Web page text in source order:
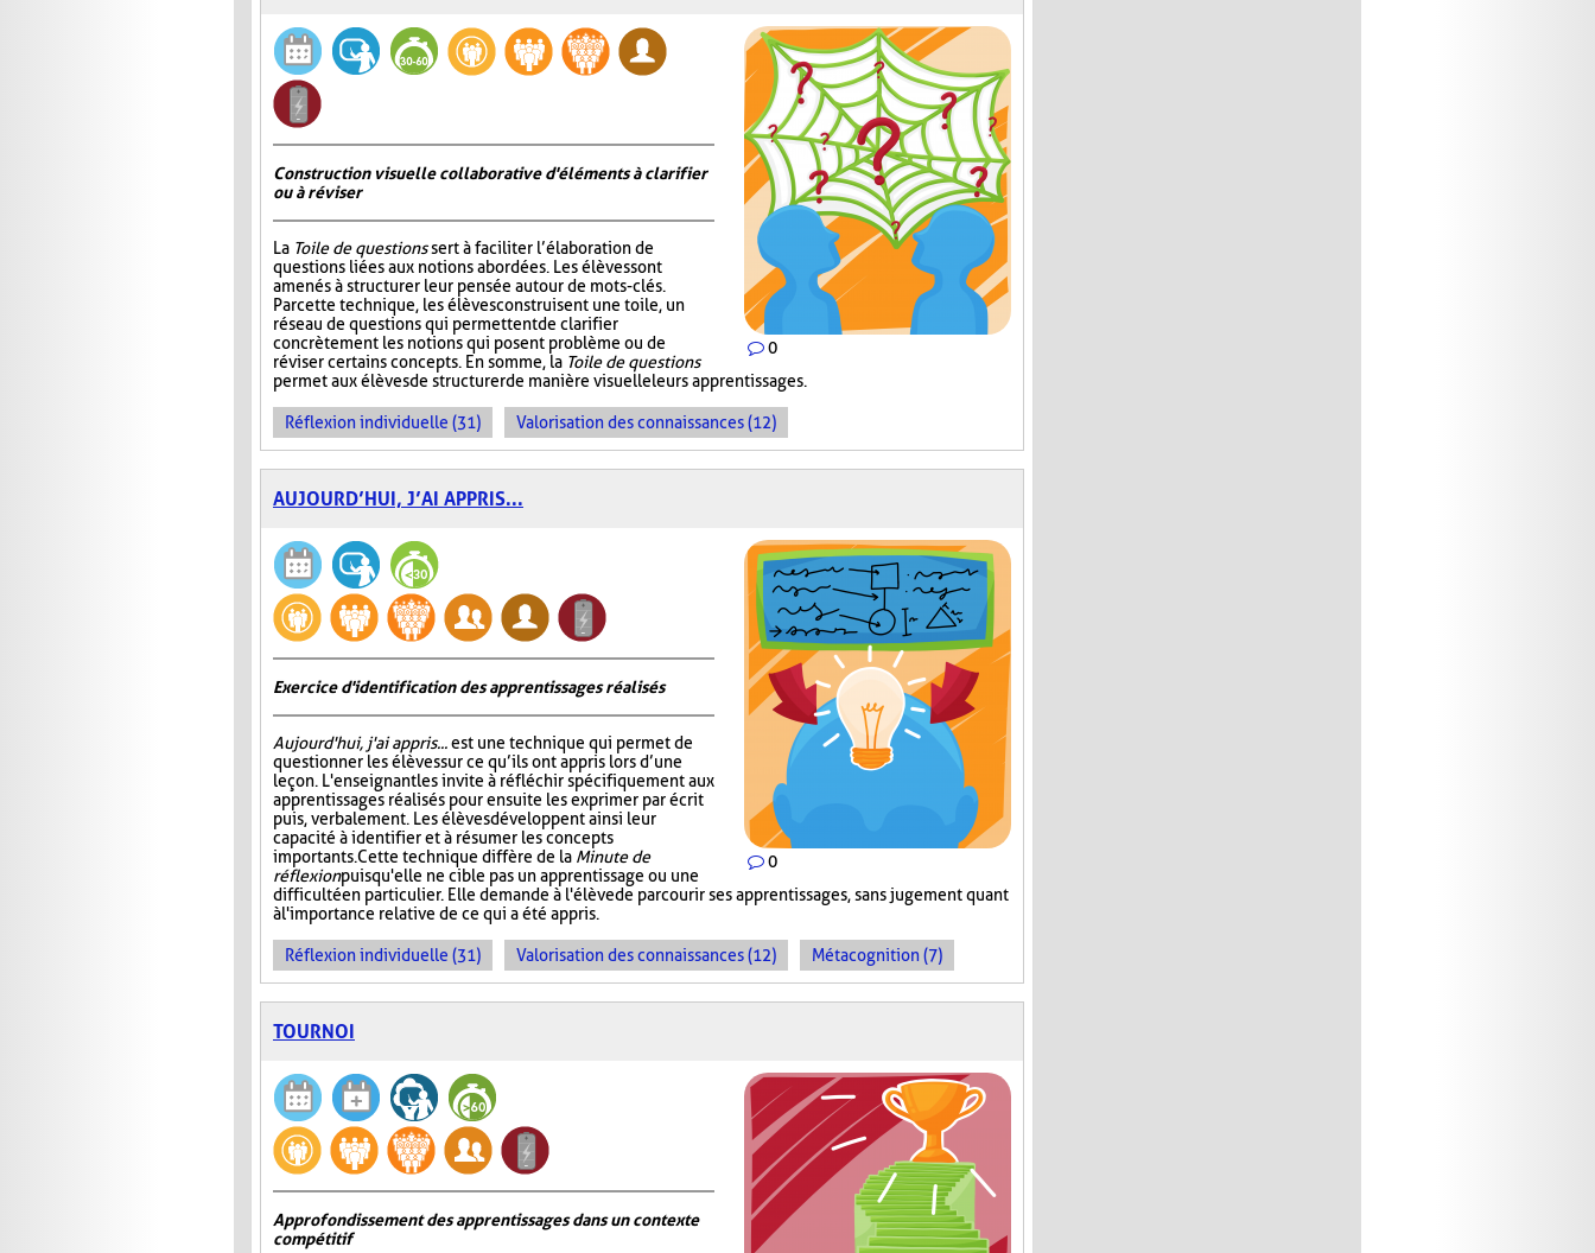
0
Construction visuelle collaborative d'éléments à clarifier
ou à réviser
La Toile de questionssert à faciliter l’élaboration de
questions liées aux notions abordées. Les élèves sont
amenés à structurer leur pensée autour de mots-clés.
Par cette technique, les élèves construisent une toile, un
réseau de questions qui permettent de clarifier
concrètement les notions qui posent problème ou de
réviser certains concepts. En somme, la Toile de questions
permet aux élèves de structurer de manière visuelle leurs apprentissages.
Réflexion individuelle (31) Valorisation des connaissances (12)
AUJOURD’HUI, J’AI APPRIS...
0
Exercice d'identification des apprentissages réalisés
Aujourd'hui, j'ai appris...est une technique qui permet de
questionner les élèves sur ce qu’ils ont appris lors d’une
leçon. L'enseignant les invite à réfléchir spécifiquement aux
apprentissages réalisés pour ensuite les exprimer par écrit
puis, verbalement. Les élèves développent ainsi leur
capacité à identifier et à résumer les concepts
importants. Cette technique diffère de la Minute de
réflexionpuisqu'elle ne cible pas un apprentissage ou une
difficulté en particulier. Elle demande à l'élève de parcourir ses apprentissages, sans jugement quant
à l'importance relative de ce qui a été appris.
Réflexion individuelle (31) Valorisation des connaissances (12) Métacognition (7)
TOURNOI
Approfondissement des apprentissages dans un contexte
compétitif